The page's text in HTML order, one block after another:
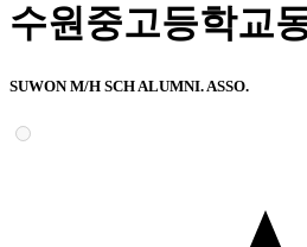
수원중고등학교
SUWON M/H SCH ALUMNI. ASSO.